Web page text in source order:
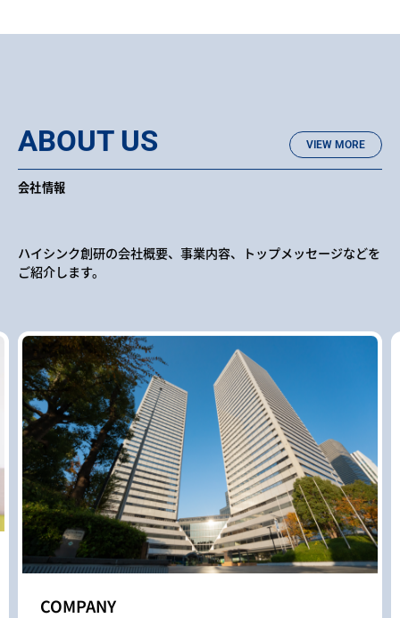
ABOUT US VIEW MORE
会社情報
ハイシンク創研の会社概要、事業内容、トップメッセージなどを
ご紹介します。
COMPANY